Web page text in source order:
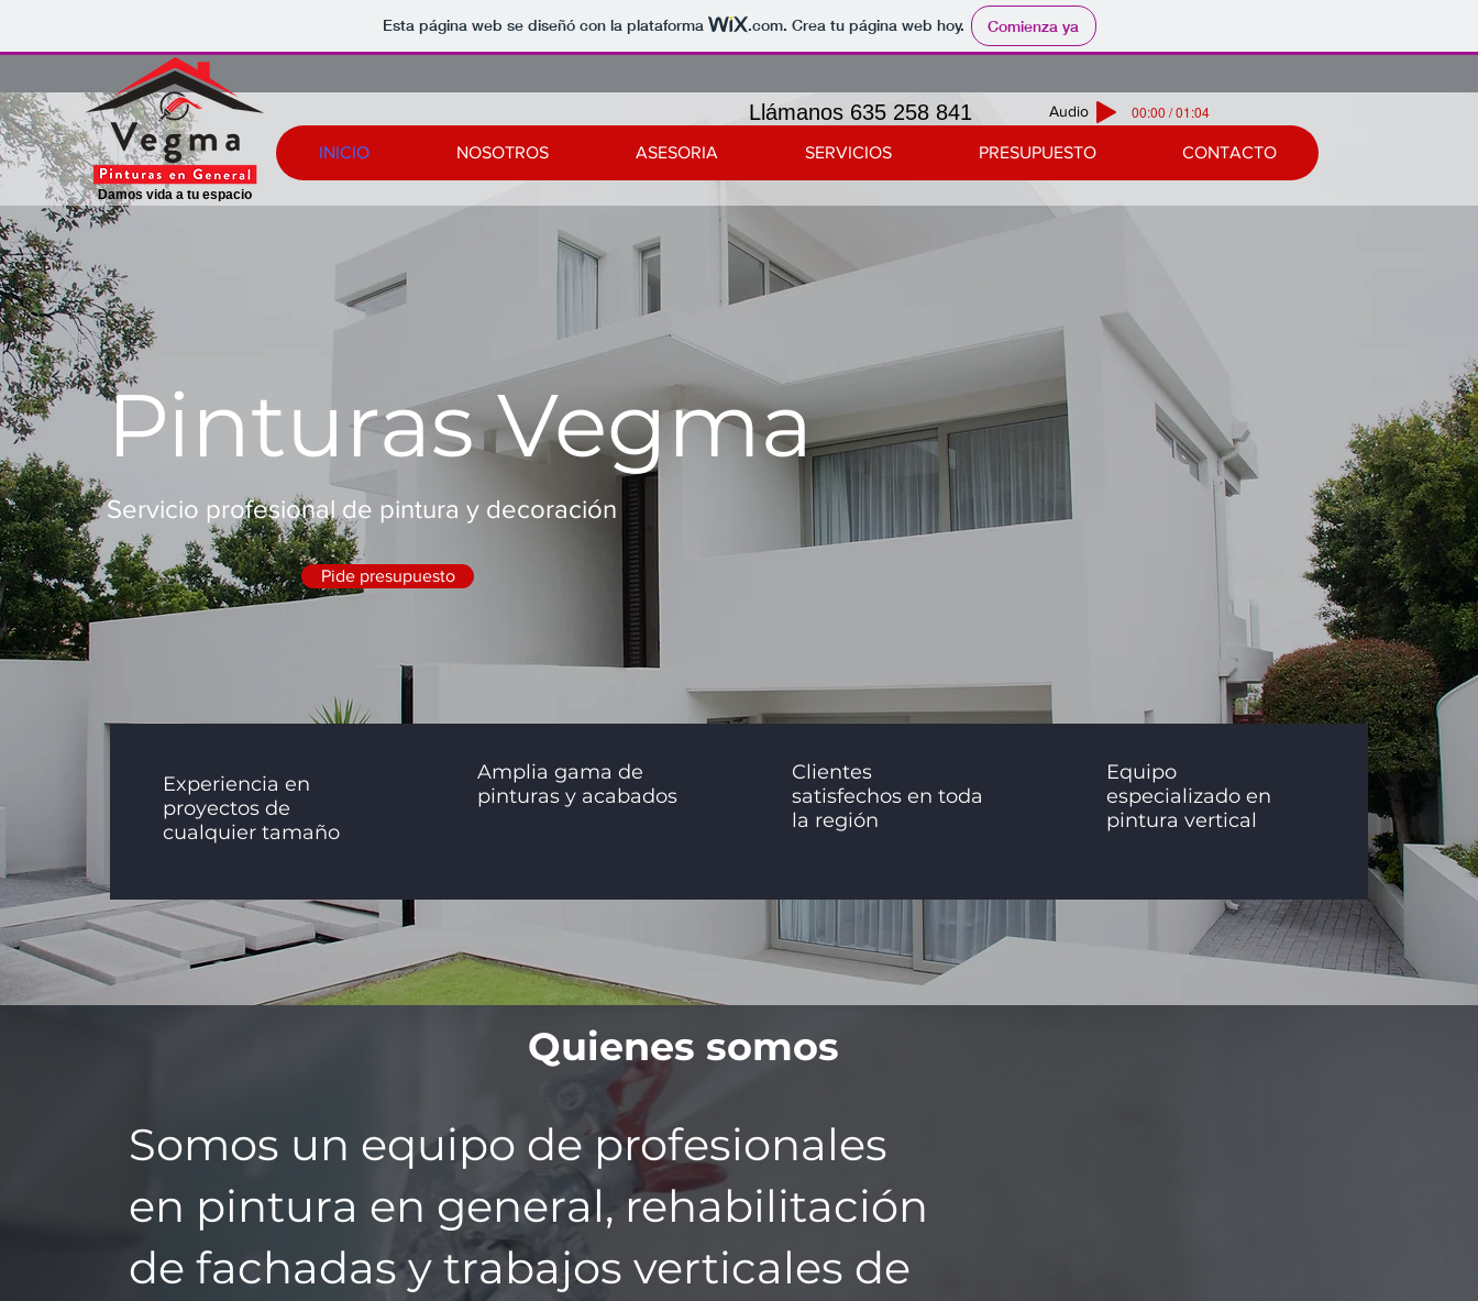
Esta página web se diseñó con la plataforma .com. Crea tu página web hoy. Comienza ya
Llámanos 635 258 841
INICIO NOSOTROS ASESORIA SERVICIOS PRESUPUESTO CONTACTO
00:00 / 01:04
Audio
Damos vida a tu espacio
Pinturas Vegma
Servicio profesional de pintura y decoración
Pide presupuesto
Experiencia en
proyectos de
cualquier tamaño
Amplia gama de
pinturas y acabados
Clientes
satisfechos en toda
la región
Equipo
especializado en
pintura vertical
Quienes somos
Somos un equipo de profesionales
en pintura en general, rehabilitación
de fachadas y trabajos verticales de